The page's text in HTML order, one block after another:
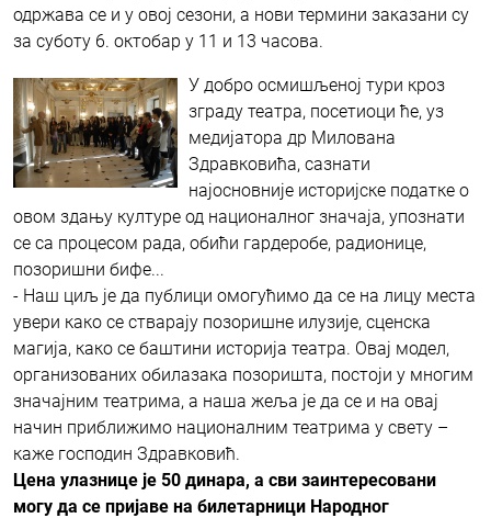
одржава се и у овој сезони, а нови термини заказани су
за суботу 6. октобар у 11 и 13 часова.
У добро осмишљеној тури кроз
зграду театра, посетиоци ће, уз
медијатора др Милована
Здравковића, сазнати
најосновније историјске податке о
овом здању културе од националног значаја, упознати
се са процесом рада, обићи гардеробе, радионице,
позоришни бифе...
- Наш циљ је да публици омогућимо да се на лицу места
увери како се стварају позоришне илузије, сценска
магија, како се баштини историја театра. Овај модел,
организованих обилазака позоришта, постоји у многим
значајним театрима, а наша жеља је да се и на овај
начин приближимо националним театрима у свету –
каже господин Здравковић.
Цена улазнице је 50 динара, а сви заинтересовани
могу да се пријаве на билетарници Народног